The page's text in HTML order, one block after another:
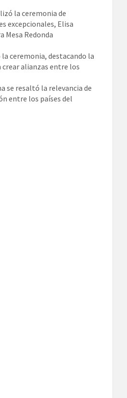
la ceremonia de
excepcionales, Elisa
Mesa Redonda
la ceremonia, destacando la
alianzas entre los
se resaltó la relevancia de
entre los países del